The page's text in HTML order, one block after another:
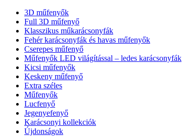
3D műfenyők
Full 3D műfenyő
Klasszikus műkarácsonyfák
Fehér karácsonyfák és havas műfenyők
Cserepes műfenyő
Műfenyők LED világítással – ledes karácsonyfák
Kicsi műfenyők
Keskeny műfenyő
Extra széles
Műfenyők
Lucfenyő
Jegenyefenyő
Karácsonyi kollekciók
Újdonságok